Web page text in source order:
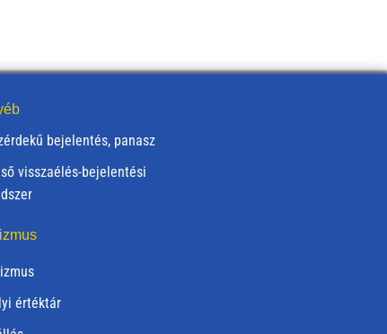
bejelentés, panasz
visszaélés-bejelentési
értéktár